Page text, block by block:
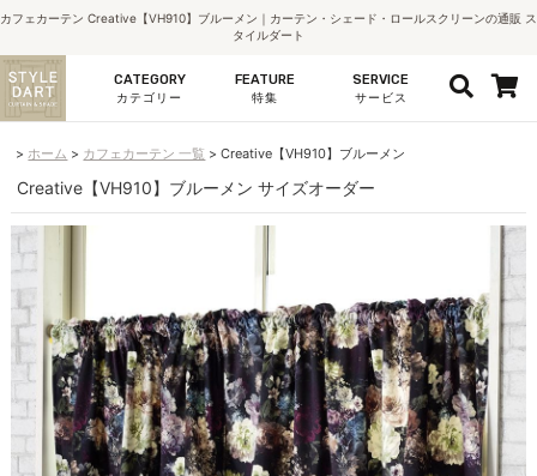
カフェカーテン Creative【VH910】ブルーメン｜カーテン・シェード・ロールスクリーンの通販 ス
タイルダート
CATEGORY
カテゴリー
FEATURE
特集
SERVICE
サービス
ホーム カフェカーテン 一覧 Creative【VH910】ブルーメン
Creative【VH910】ブルーメン サイズオーダー